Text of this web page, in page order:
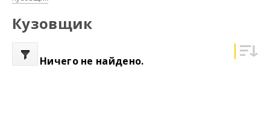
Кузовщик
Ничего не найдено.